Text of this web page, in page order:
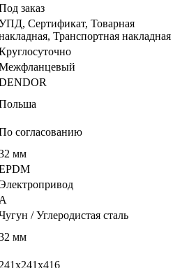
заказ
Сертификат, Товарная
Транспортная накладная
согласованию
мм
A
/ Углеродистая сталь
мм
241х241х416